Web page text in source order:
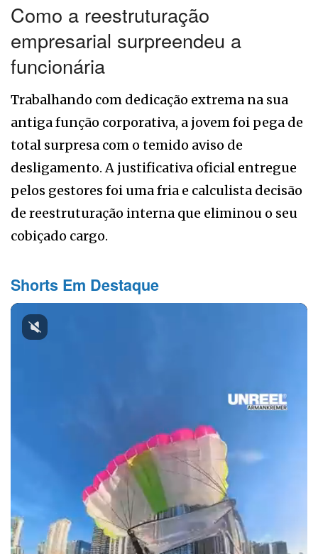
Como a reestruturação
empresarial surpreendeu a
funcionária
Trabalhando com dedicação extrema na sua
antiga função corporativa, a jovem foi pega de
total surpresa com o temido aviso de
desligamento. A justificativa oficial entregue
pelos gestores foi uma fria e calculista decisão
de reestruturação interna que eliminou o seu
cobiçado cargo.
Shorts Em Destaque